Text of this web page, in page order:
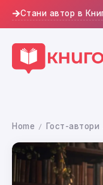
Стани автор в
Home / Гост-автори